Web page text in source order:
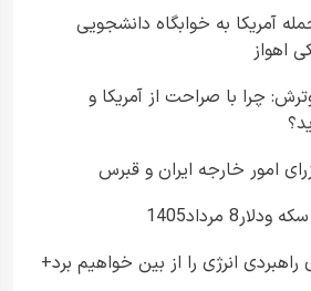
آمریکا به خوابگاه دانشجویی
اهواز
چرا با صراحت از آمریکا و
امور خارجه ایران و قبرس
مرداد1405
راهبردی انرژی را از بین خواهیم برد+